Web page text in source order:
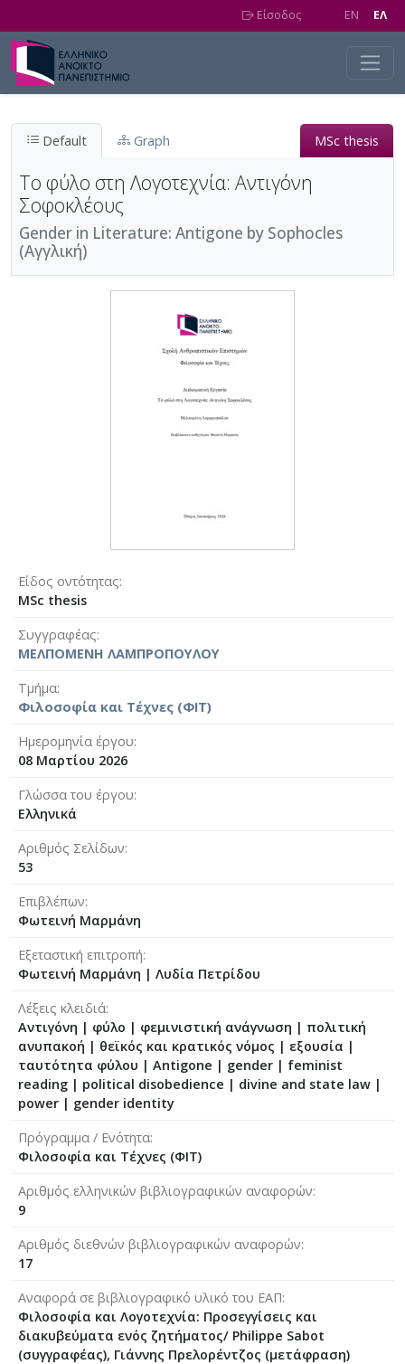
Είσοδος EN EΛ
Default Graph MSc thesis
Το φύλο στη Λογοτεχνία: Αντιγόνη
Σοφοκλέους
Gender in Literature: Antigone by Sophocles
(Αγγλική)
Είδος οντότητας
MSc thesis
Συγγραφέας
ΜΕΛΠΟΜΕΝΗ ΛΑΜΠΡΟΠΟΥΛΟΥ
Τμήμα
Φιλοσοφία και Τέχνες (ΦΙΤ)
Ημερομηνία έργου
08 Μαρτίου 2026
Γλώσσα του έργου
Ελληνικά
Αριθμός Σελίδων
53
Επιβλέπων
Φωτεινή Μαρμάνη
Εξεταστική επιτροπή
Φωτεινή Μαρμάνη | Λυδία Πετρίδου
Λέξεις κλειδιά
Αντιγόνη | φύλο | φεμινιστική ανάγνωση | πολιτική
ανυπακοή | θεϊκός και κρατικός νόμος | εξουσία |
ταυτότητα φύλου | Antigone | gender | feminist
reading | political disobedience | divine and state law |
power | gender identity
Πρόγραμμα / Ενότητα
Φιλοσοφία και Τέχνες (ΦΙΤ)
Αριθμός ελληνικών βιβλιογραφικών αναφορών
9
Αριθμός διεθνών βιβλιογραφικών αναφορών
17
Αναφορά σε βιβλιογραφικό υλικό του ΕΑΠ
Φιλοσοφία και Λογοτεχνία: Προσεγγίσεις και
διακυβεύματα ενός ζητήματος/ Philippe Sabot
(συγγραφέας), Γιάννης Πρελορέντζος (μετάφραση)